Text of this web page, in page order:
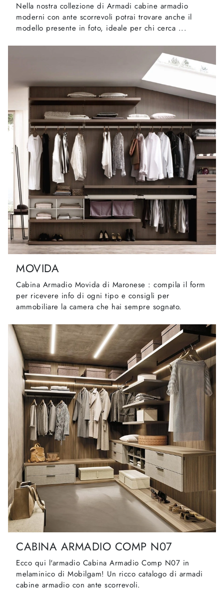
Nella nostra collezione di Armadi cabine armadio
moderni con ante scorrevoli potrai trovare anche il
modello presente in foto, ideale per chi cerca ...
MOVIDA
Cabina Armadio Movida di Maronese : compila il form
per ricevere info di ogni tipo e consigli per
ammobiliare la camera che hai sempre sognato.
CABINA ARMADIO COMP N07
Ecco qui l'armadio Cabina Armadio Comp N07 in
melaminico di Mobilgam! Un ricco catalogo di armadi
cabine armadio con ante scorrevoli.